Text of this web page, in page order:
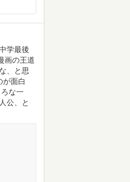
学最後
画の王道
、と思
が面白
な一
公、と